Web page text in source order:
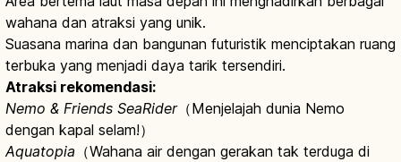
wahana dan atraksi yang unik.
Suasana marina dan bangunan futuristik menciptakan ruang
terbuka yang menjadi daya tarik tersendiri.
Atraksi rekomendasi:
Nemo & Friends SeaRider（Menjelajah dunia Nemo
dengan kapal selam!）
Aquatopia （Wahana air dengan gerakan tak terduga di